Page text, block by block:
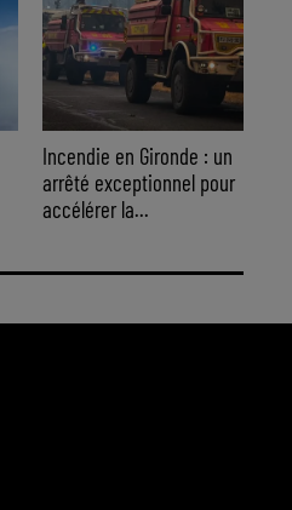
Incendie en Gironde : un
arrêté exceptionnel pour
accélérer la...